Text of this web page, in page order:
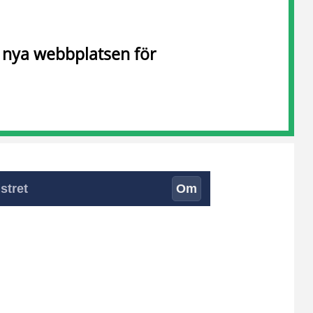
webbplatsen för
Om